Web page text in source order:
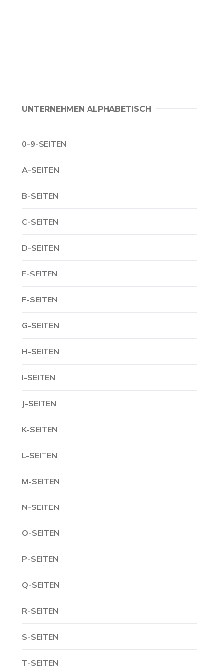
UNTERNEHMEN ALPHABETISCH
0-9-SEITEN
A-SEITEN
B-SEITEN
C-SEITEN
D-SEITEN
E-SEITEN
F-SEITEN
G-SEITEN
H-SEITEN
I-SEITEN
J-SEITEN
K-SEITEN
L-SEITEN
M-SEITEN
N-SEITEN
O-SEITEN
P-SEITEN
Q-SEITEN
R-SEITEN
S-SEITEN
T-SEITEN